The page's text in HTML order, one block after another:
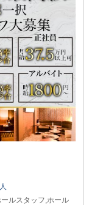
ルスタッフ,ホール